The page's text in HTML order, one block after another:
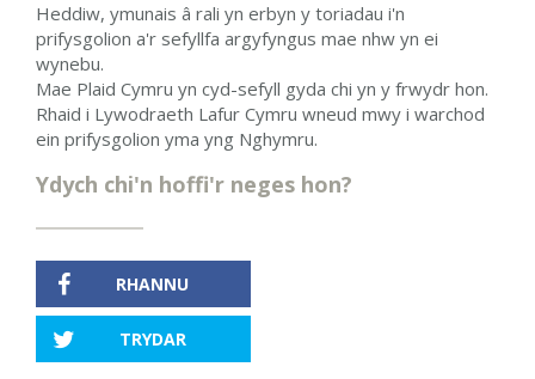
Heddiw, ymunais â rali yn erbyn y toriadau i'n
prifysgolion a'r sefyllfa argyfyngus mae nhw yn ei
wynebu.
Mae Plaid Cymru yn cyd-sefyll gyda chi yn y frwydr hon.
Rhaid i Lywodraeth Lafur Cymru wneud mwy i warchod
ein prifysgolion yma yng Nghymru.
Ydych chi'n hoffi'r neges hon?
RHANNU
TRYDAR